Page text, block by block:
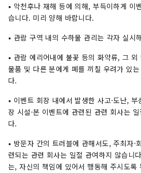
• 악천후나 재해 등에 의해, 부득이하게 이
습니다. 미리 양해 바랍니다.
• 관람 구역 내의 수하물 관리는 각자 실시
• 관람 에리어내에 불꽃 등의 화약류, 그
물품 및 다른 분에게 폐를 끼칠 우려가 있
다.
• 이벤트 회장 내에서 발생한 사고·도난, 부
장 시설·본 이벤트에 관련된 관련 회사는
다.
• 방문자 간의 트러블에 관해서도, 주최자·
련되는 관련 회사는 일절 관여하지 않습니
는, 자신의 책임에 있어서 행동해 주시도록